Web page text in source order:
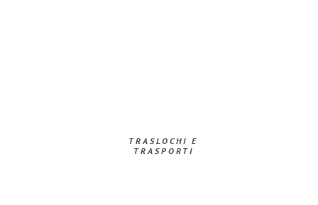
TRASLOCHI E
TRASPORTI​